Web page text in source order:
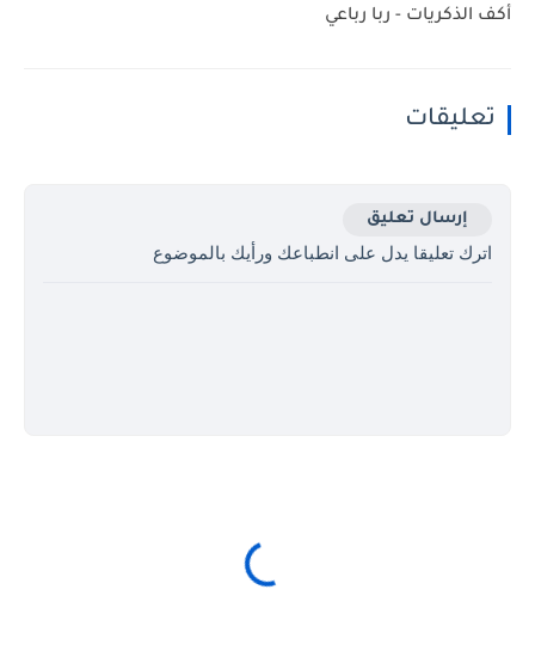
أكف الذكريات - ربا رباعي
تعليقات
إرسال تعليق
اترك تعليقا يدل على انطباعك ورأيك بالموضوع